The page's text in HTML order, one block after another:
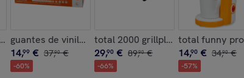
guantes de vinilo sin polvo ecologicos caja de 100
14,99 € 37,90 €
-60%
total 2000 grillplate
29,90 € 89,90 €
-66%
total funny
14,90 € 34,90 €
-57%